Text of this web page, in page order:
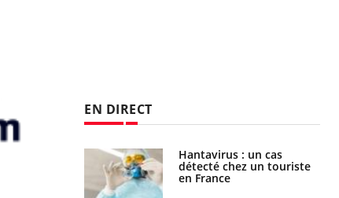
EN DIRECT
Hantavirus : un cas
détecté chez un touriste
en France